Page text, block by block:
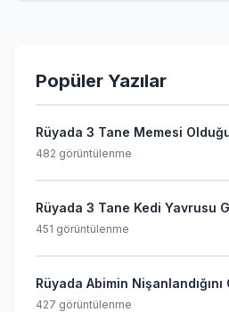
Popüler Yazılar
Rüyada 3 Tane Memesi
482 görüntülenme
Rüyada 3 Tane Kedi Yavrusu
451 görüntülenme
Rüyada Abimin Nişanlandığını
427 görüntülenme